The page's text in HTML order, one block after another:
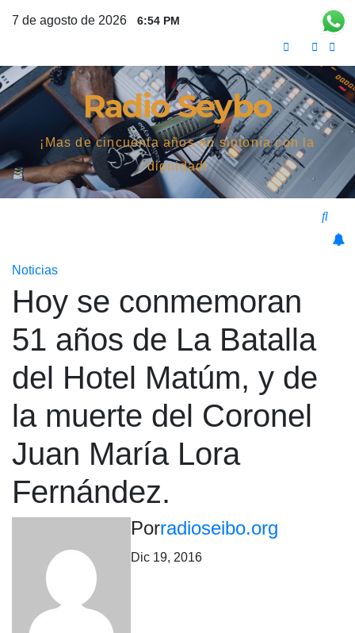
7 de agosto de 2026 6:54 PM
Radio Seybo
¡Mas de cincuenta años en sintonía con la
dignidad!
Noticias
Hoy se conmemoran
51 años de La Batalla
del Hotel Matúm, y de
la muerte del Coronel
Juan María Lora
Fernández.
Porradioseibo.org
Dic 19, 2016